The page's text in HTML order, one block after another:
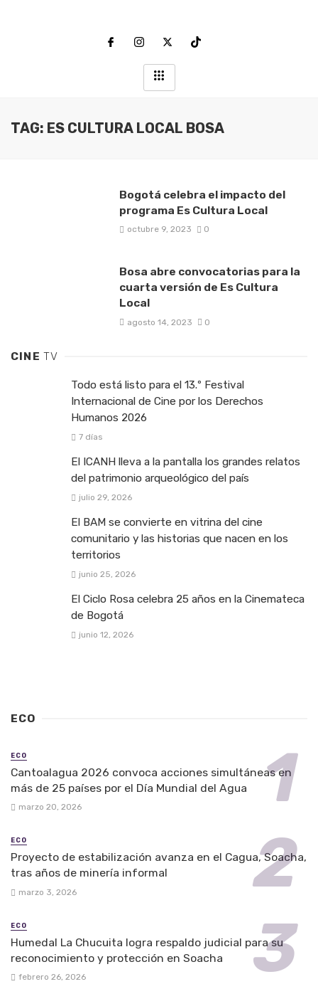
TAG: ES CULTURA LOCAL BOSA
Bogotá celebra el impacto del
programa Es Cultura Local
octubre 9, 2023 0
Bosa abre convocatorias para la
cuarta versión de Es Cultura
Local
agosto 14, 2023 0
CINETV
Todo está listo para el 13.º Festival
Internacional de Cine por los Derechos
Humanos 2026
7 días
El ICANH lleva a la pantalla los grandes relatos
del patrimonio arqueológico del país
julio 29, 2026
El BAM se convierte en vitrina del cine
comunitario y las historias que nacen en los
territorios
junio 25, 2026
El Ciclo Rosa celebra 25 años en la Cinemateca
de Bogotá
junio 12, 2026
ECO
ECO
Cantoalagua 2026 convoca acciones simultáneas en
más de 25 países por el Día Mundial del Agua
marzo 20, 2026
ECO
Proyecto de estabilización avanza en el Cagua, Soacha,
tras años de minería informal
marzo 3, 2026
ECO
Humedal La Chucuita logra respaldo judicial para su
reconocimiento y protección en Soacha
febrero 26, 2026